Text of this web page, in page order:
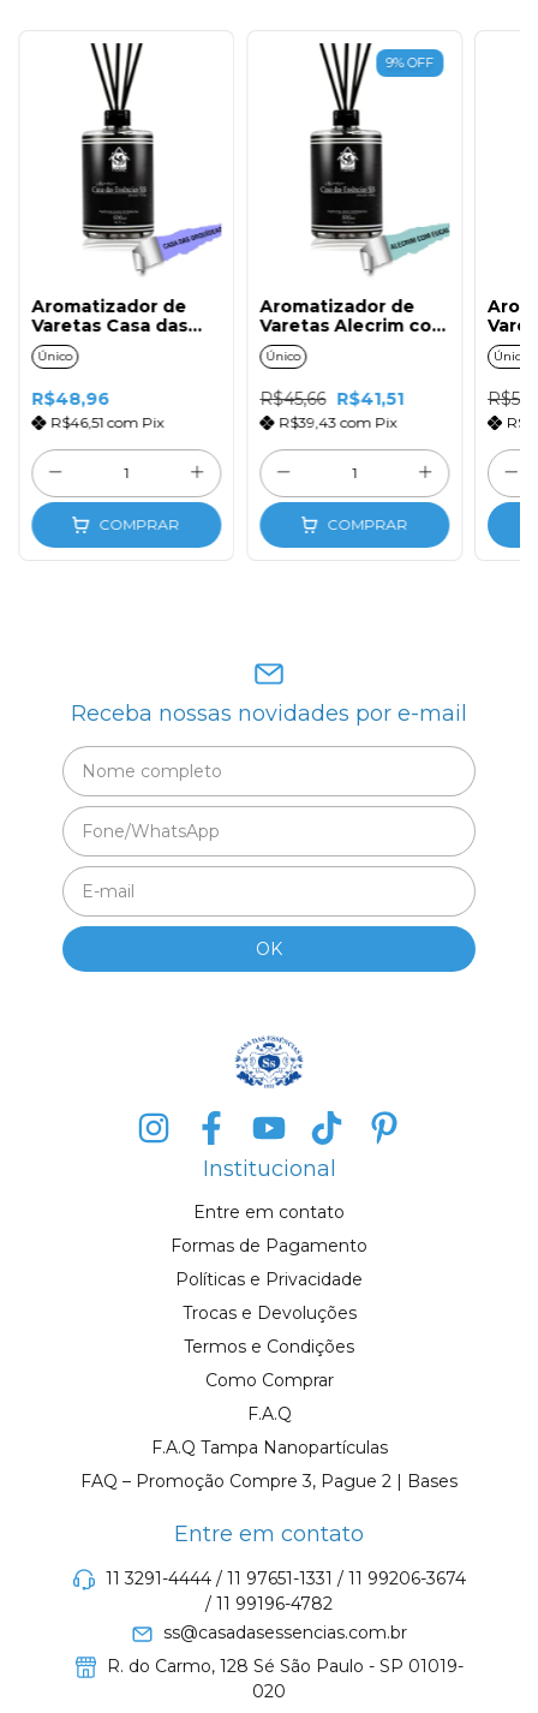
Aromatizador de
Varetas Casa das
Orquideas 500ml
com Tampa e
Único
R$48,96
R$46,51 com Pix
COMPRAR
9%OFF
Aromatizador de
Varetas Alecrim com
Eucalipto 500ml
com Tampa e
Único
R$45,66 R$41,51
R$39,43com Pix
COMPRAR
Único
Receba nossas novidades por e-mail
Institucional
Entre em contato
Formas de Pagamento
Políticas e Privacidade
Trocas e Devoluções
Termos e Condições
Como Comprar
F.A.Q
F.A.Q Tampa Nanopartículas
FAQ – Promoção Compre 3, Pague 2 | Bases
Entre em contato
11 3291-4444 / 11 97651-1331 / 11 99206-3674
/ 11 99196-4782
ss@casadasessencias.com.br
R. do Carmo, 128 Sé São Paulo - SP 01019-
020